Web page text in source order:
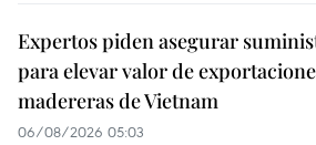
Expertos piden asegurar
para elevar valor de
madereras de Vietnam
06/08/2026 05:03